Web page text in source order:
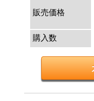
販売価格
購入数